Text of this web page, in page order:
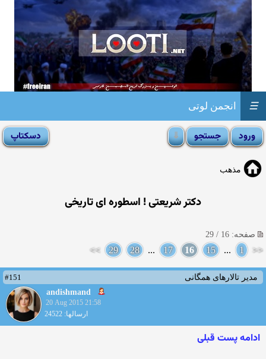
انجمن لوتی ☰
مذهب
دکتر شریعتی ! اسطوره ای تاریخی
صفحه: 16 / 29
<<
1
...
15
16
17
...
28
29
>>
مدیر تالارهای همگانی
#151
andishmand
20 Aug 2015 21:58
ارسالها: 24522
ادامه پست قبلی